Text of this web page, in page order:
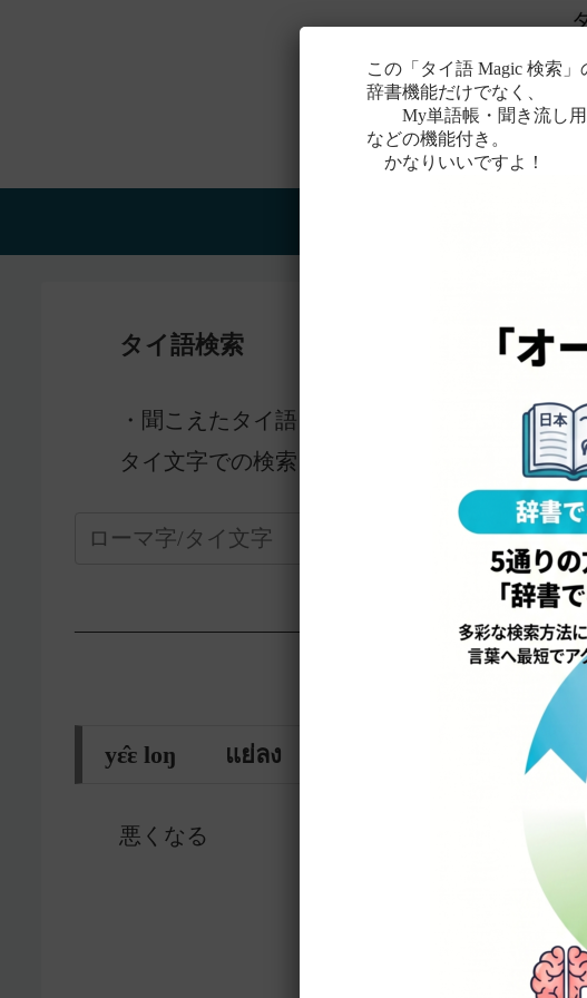
タイ語検索
・聞こえたタイ語を一番近いと
ロー
タイ文字での検索も含め、詳しくは
こちら。
—————————————————-
yɛ̂ɛ loŋ แย่ลง
悪くなる
この「タイ語 Magic 検索
辞書機能だけでなく、
My単語帳・聞き流し用
などの機能付き。
かなりいいですよ！